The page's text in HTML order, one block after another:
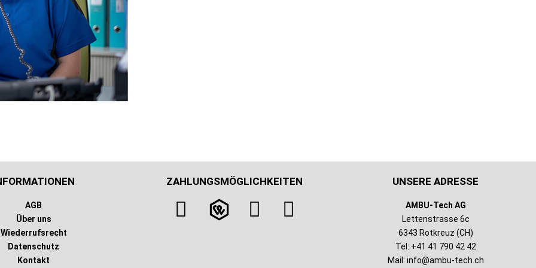
AGB
Über uns
Wiederrufsrecht
Datenschutz
Kontakt
ZAHLUNGSMÖGLICHKEITEN UNSERE ADRESSE
AMBU-Tech AG
Lettenstrasse 6c
6343 Rotkreuz (CH)
Tel: +41 41 790 42 42
Mail: info@ambu-tech.ch